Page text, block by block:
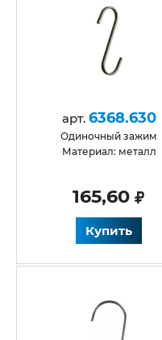
арт. 6368.630
одиночный зажим
Материал: металл
165,60
Купить